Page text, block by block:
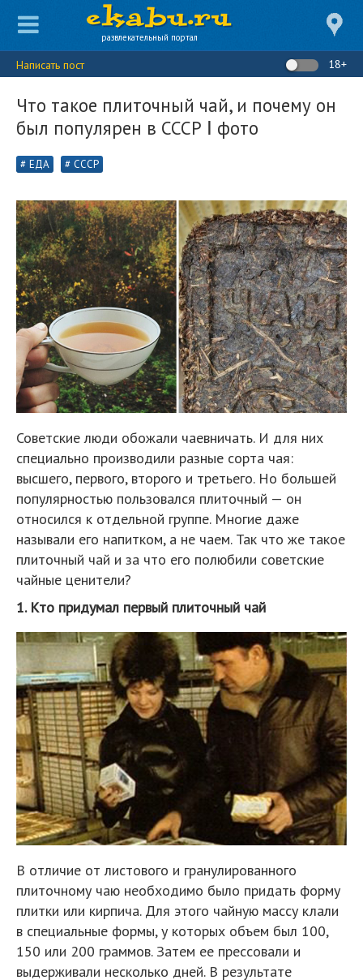
развлекательный портал
Написать пост 18+
Что такое плиточный чай, и почему он
был популярен в СССР Ⅰ фото
ЕДА СССР
Советские люди обожали чаевничать. И для них
специально производили разные сорта чая:
высшего, первого, второго и третьего. Но большей
популярностью пользовался плиточный — он
относился к отдельной группе. Многие даже
называли его напитком, а не чаем. Так что же такое
плиточный чай и за что его полюбили советские
чайные ценители?
1. Кто придумал первый плиточный чай
В отличие от листового и гранулированного
плиточному чаю необходимо было придать форму
плитки или кирпича. Для этого чайную массу клали
в специальные формы, у которых объем был 100,
150 или 200 граммов. Затем ее прессовали и
выдерживали несколько дней. В результате